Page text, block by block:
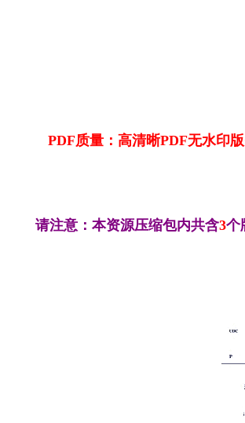
PDF质量：高清晰PDF无水印
请注意：本资源压缩包内共含3个